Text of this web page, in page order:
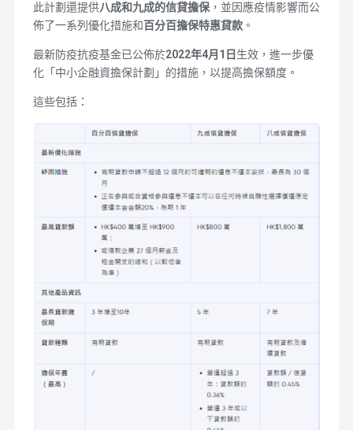
此計劃還提供八成和九成的信貸擔保，並因應疫情影響而公
佈了一系列優化措施和百分百擔保特惠貸款。
最新防疫抗疫基金已公佈於2022年4月1日 生效，進一步優
化「中小企融資擔保計劃」的措施，以提高擔保額度。
這些包括：